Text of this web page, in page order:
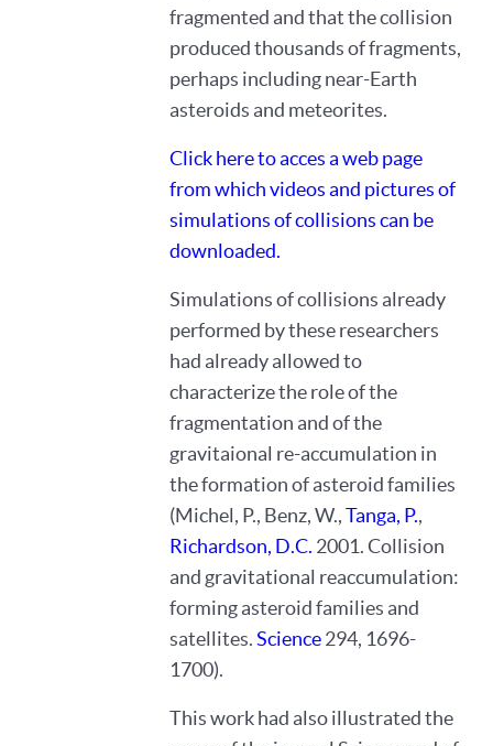
fragmented and that the collision
produced thousands of fragments,
perhaps including near-Earth
asteroids and meteorites.
Click here to acces a web page
from which videos and pictures of
simulations of collisions can be
downloaded.
Simulations of collisions already
performed by these researchers
had already allowed to
characterize the role of the
fragmentation and of the
gravitaional re-accumulation in
the formation of asteroid families
(Michel, P., Benz, W., Tanga, P.,
Richardson, D.C. 2001. Collision
and gravitational reaccumulation:
forming asteroid families and
satellites. Science294, 1696-
1700).
This work had also illustrated the